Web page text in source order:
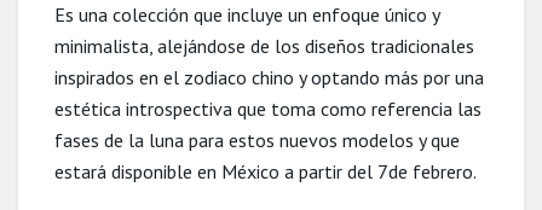
Es una colección que incluye un enfoque único y
minimalista, alejándose de los diseños tradicionales
inspirados en el zodiaco chino y optando más por una
estética introspectiva que toma como referencia las
fases de la luna para estos nuevos modelos y que
estará disponible en México a partir del 7de febrero.